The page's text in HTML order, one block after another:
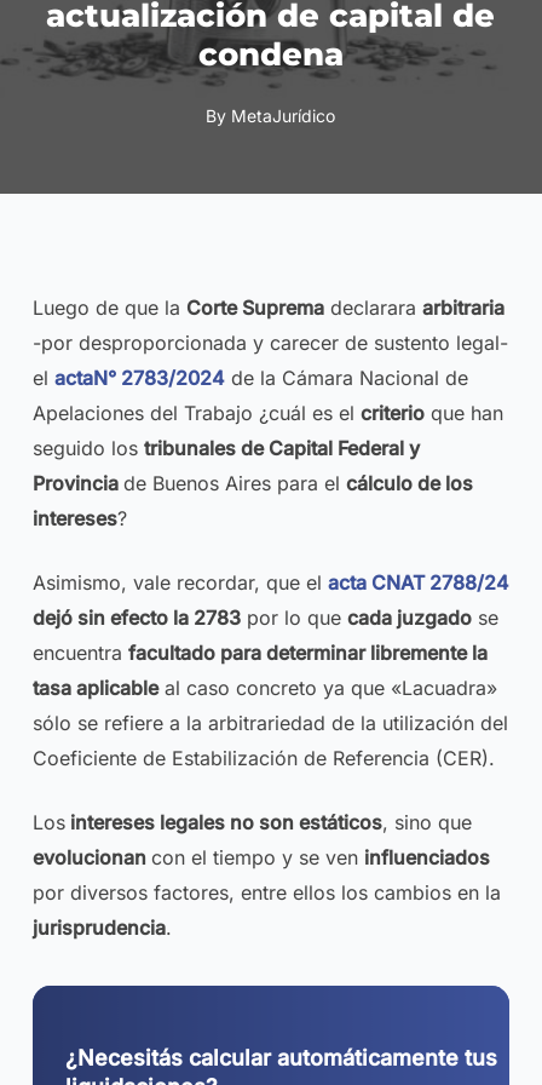
actualización de capital de
condena
By MetaJurídico
Luego de que la Corte Supremadeclarara arbitraria
-por desproporcionada y carecer de sustento legal-
el actaN° 2783/2024de la Cámara Nacional de
Apelaciones del Trabajo ¿cuál es el criterioque han
seguido los tribunales de Capital Federal y
Provincia de Buenos Aires para el cálculo de los
intereses?
Asimismo, vale recordar, que el acta CNAT 2788/24
dejó sin efecto la 2783por lo que cada juzgadose
encuentra facultado para determinar libremente la
tasa aplicableal caso concreto ya que «Lacuadra»
sólo se refiere a la arbitrariedad de la utilización del
Coeficiente de Estabilización de Referencia (CER).
Losintereses legales no son estáticos, sino que
evolucionan con el tiempo y se ven influenciados
por diversos factores, entre ellos los cambios en la
jurisprudencia.
¿Necesitás calcular automáticamente tus